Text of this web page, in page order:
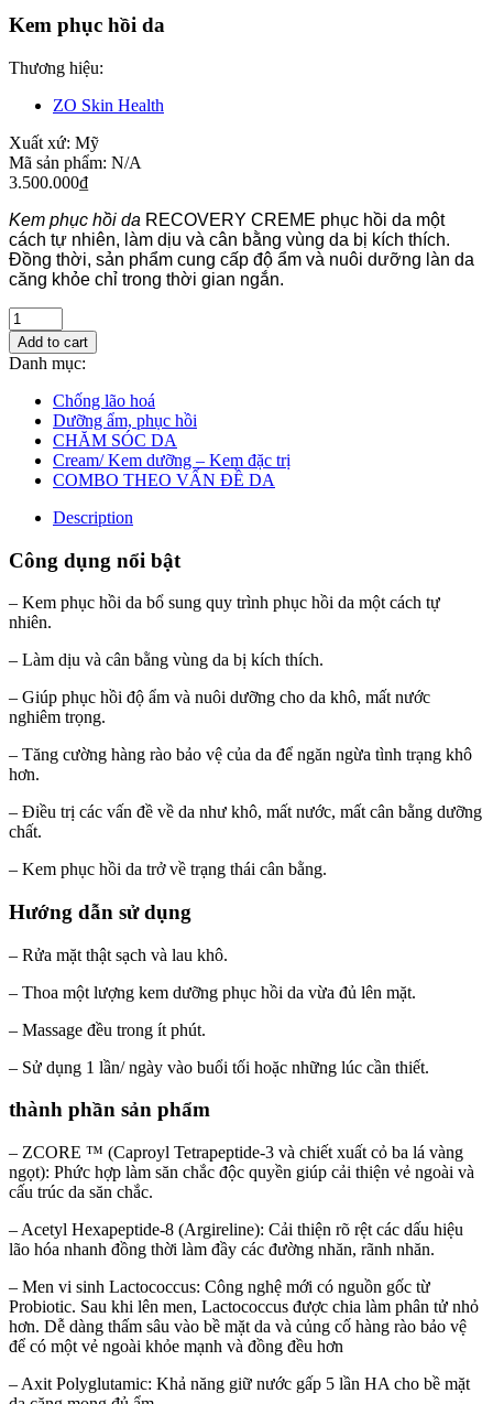
Kem phục hồi da
Thương hiệu:
ZO Skin Health
Xuất xứ: Mỹ
Mã sản phẩm: N/A
3.500.000₫
Kem phục hồi da RECOVERY CREME phục hồi da một
cách tự nhiên, làm dịu và cân bằng vùng da bị kích thích.
Đồng thời, sản phẩm cung cấp độ ẩm và nuôi dưỡng làn da
căng khỏe chỉ trong thời gian ngắn.
Add to cart
Danh mục:
Chống lão hoá
Dưỡng ẩm, phục hồi
CHĂM SÓC DA
Cream/ Kem dưỡng – Kem đặc trị
COMBO THEO VẤN ĐỀ DA
Description
Công dụng nổi bật
– Kem phục hồi da bổ sung quy trình phục hồi da một cách tự
nhiên.
– Làm dịu và cân bằng vùng da bị kích thích.
– Giúp phục hồi độ ẩm và nuôi dưỡng cho da khô, mất nước
nghiêm trọng.
– Tăng cường hàng rào bảo vệ của da để ngăn ngừa tình trạng khô
hơn.
– Điều trị các vấn đề về da như khô, mất nước, mất cân bằng dưỡng
chất.
– Kem phục hồi da trở về trạng thái cân bằng.
Hướng dẫn sử dụng
– Rửa mặt thật sạch và lau khô.
– Thoa một lượng kem dưỡng phục hồi da vừa đủ lên mặt.
– Massage đều trong ít phút.
– Sử dụng 1 lần/ ngày vào buổi tối hoặc những lúc cần thiết.
thành phần sản phẩm
– ZCORE ™ (Caproyl Tetrapeptide-3 và chiết xuất cỏ ba lá vàng
ngọt): Phức hợp làm săn chắc độc quyền giúp cải thiện vẻ ngoài và
cấu trúc da săn chắc.
– Acetyl Hexapeptide-8 (Argireline): Cải thiện rõ rệt các dấu hiệu
lão hóa nhanh đồng thời làm đầy các đường nhăn, rãnh nhăn.
– Men vi sinh Lactococcus: Công nghệ mới có nguồn gốc từ
Probiotic. Sau khi lên men, Lactococcus được chia làm phân tử nhỏ
hơn. Dễ dàng thấm sâu vào bề mặt da và củng cố hàng rào bảo vệ
để có một vẻ ngoài khỏe mạnh và đồng đều hơn
– Axit Polyglutamic: Khả năng giữ nước gấp 5 lần HA cho bề mặt